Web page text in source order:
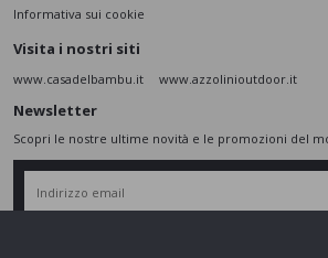
Informativa sui cookie
Visita i nostri siti
www.casadelbambu.it www.azzolinioutdoor.it
Newsletter
Scopri le nostre ultime novità e le promozioni del